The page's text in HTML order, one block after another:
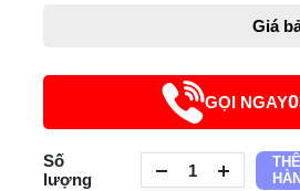
Giá
GỌI NGAY
Số
lượng